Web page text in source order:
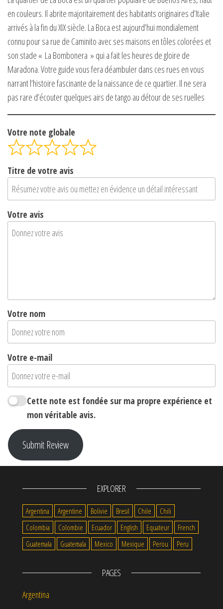
en couleurs. Il abrite majoritairement des habitants originaires d’Italie
arrivés à la fin du XIX siècle. La Boca est aujourd’hui mondialement
connu pour sa rue de Caminito avec ses maisons en tôles colorées et
son stade « La Bombonera » qui a fait les heures de gloire de
Maradona. Votre guide vous fera déambuler dans ces rues en vous
narrant l’histoire fascinante de la naissance de ce quartier. Il ne sera
pas rare d’écouter quelques airs de tango au détour de ses ruelles
Votre note globale
Titre de votre avis
Votre avis
Votre nom
Votre e-mail
Cette note est fondée sur ma propre expérience et
mon véritable avis.
Submit Review
EXPLORER
Argentina Argentine Bolivie Bresil Chile
Chili
Colombia
Colombie Ecuador English Equateur
French
Guatemala
Guatemala Mexico Mexique Perou Peru
PAGES
Argentina